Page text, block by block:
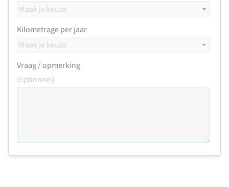
Kilometrage per jaar
Vraag / opmerking
(optioneel)